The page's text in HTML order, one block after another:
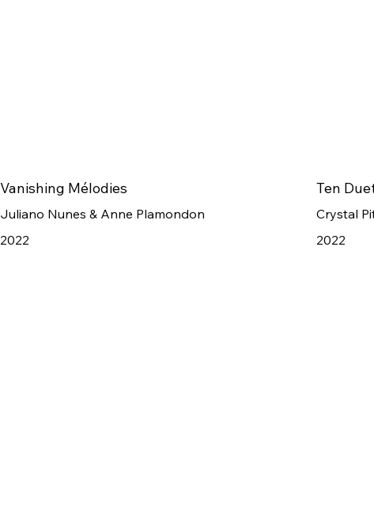
Vanishing Mélodies
Juliano Nunes & Anne Plamondon
2022
Ten
Crystal
2022